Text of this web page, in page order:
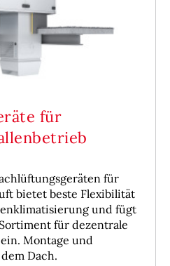
für
für
bietet beste Flexibilität
und fügt
für dezentrale
Montage und
Dach.